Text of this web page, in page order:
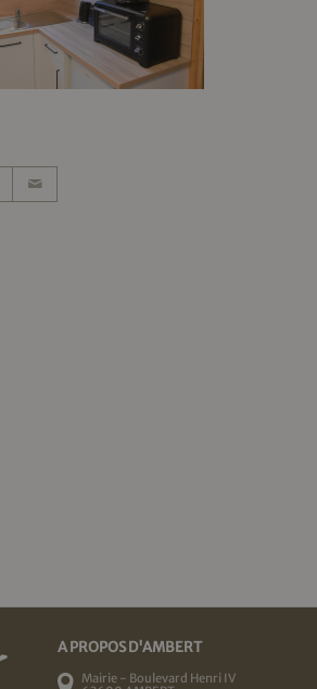
A PROPOS D'AMBERT
Mairie - Boulevard Henri IV